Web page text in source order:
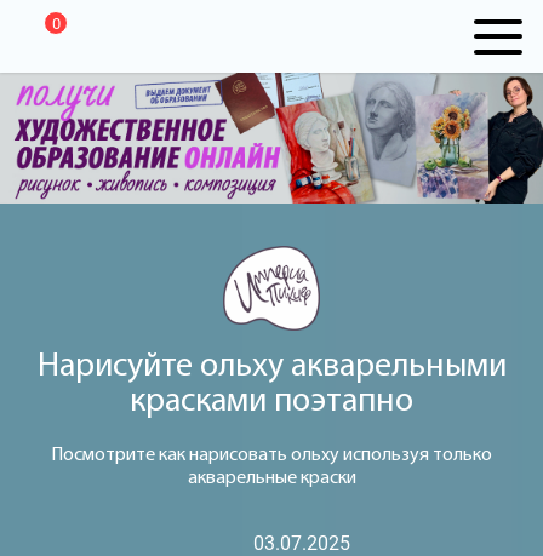
0
Нарисуйте ольху акварельными
красками поэтапно
Посмотрите как нарисовать ольху используя только
акварельные краски
03.07.2025